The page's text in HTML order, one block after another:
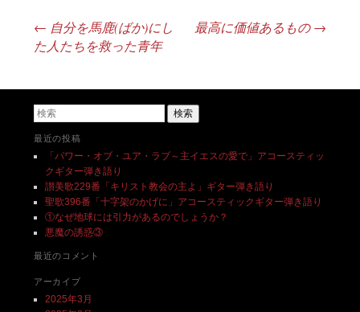
投稿ナビゲーション
← 自分を馬鹿(ばか)にし
た人たちを救った青年
最高に価値あるもの→
検索
最近の投稿
「パワー・オブ・ユア・ラブ～主イエスの愛で」アコースティッ
クギター弾き語り
讃美歌229番「キリスト教会の主よ」ギター弾き語り
聖歌396番「十字架のかげに」アコースティックギター弾き語り
①なぜ地球には引力があるのでしょうか？
悪魔の誘惑③
最近のコメント
アーカイブ
2025年3月